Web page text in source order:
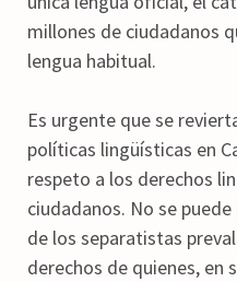
millones de ciudadanos
lengua habitual.
Es urgente que se
políticas lingüísticas en
respeto a los derechos
ciudadanos. No se
de los separatistas
derechos de quienes, en